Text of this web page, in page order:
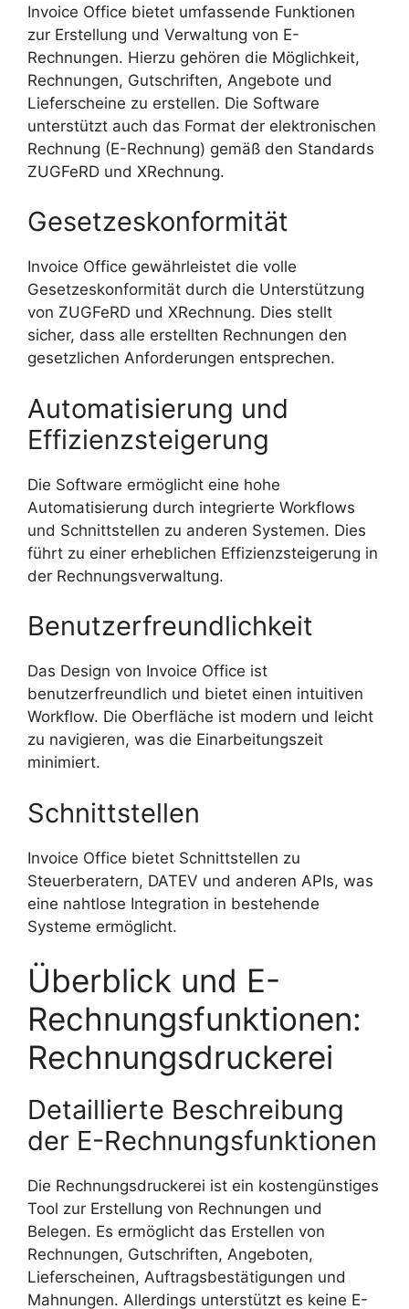
Invoice Office bietet umfassende Funktionen
zur Erstellung und Verwaltung von E-
Rechnungen. Hierzu gehören die Möglichkeit,
Rechnungen, Gutschriften, Angebote und
Lieferscheine zu erstellen. Die Software
unterstützt auch das Format der elektronischen
Rechnung (E-Rechnung) gemäß den Standards
ZUGFeRD und XRechnung.
Gesetzeskonformität
Invoice Office gewährleistet die volle
Gesetzeskonformität durch die Unterstützung
von ZUGFeRD und XRechnung. Dies stellt
sicher, dass alle erstellten Rechnungen den
gesetzlichen Anforderungen entsprechen.
Automatisierung und
Effizienzsteigerung
Die Software ermöglicht eine hohe
Automatisierung durch integrierte Workflows
und Schnittstellen zu anderen Systemen. Dies
führt zu einer erheblichen Effizienzsteigerung in
der Rechnungsverwaltung.
Benutzerfreundlichkeit
Das Design von Invoice Office ist
benutzerfreundlich und bietet einen intuitiven
Workflow. Die Oberfläche ist modern und leicht
zu navigieren, was die Einarbeitungszeit
minimiert.
Schnittstellen
Invoice Office bietet Schnittstellen zu
Steuerberatern, DATEV und anderen APIs, was
eine nahtlose Integration in bestehende
Systeme ermöglicht.
Überblick und E-
Rechnungsfunktionen:
Rechnungsdruckerei
Detaillierte Beschreibung
der E-Rechnungsfunktionen
Die Rechnungsdruckerei ist ein kostengünstiges
Tool zur Erstellung von Rechnungen und
Belegen. Es ermöglicht das Erstellen von
Rechnungen, Gutschriften, Angeboten,
Lieferscheinen, Auftragsbestätigungen und
Mahnungen. Allerdings unterstützt es keine E-